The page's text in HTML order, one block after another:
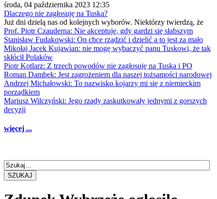
środa, 04 października 2023 12:35
Dlaczego nie zagłosuję na Tuska?
Już dni dzielą nas od kolejnych wyborów. Niektórzy twierdzą, że
Prof. Piotr Czauderna: Nie akceptuję, gdy gardzi się słabszym
Stanisław Fudakowski: On chce rządzić i dzielić a to jest za mało
Mikołaj Jacek Kujawian: nie mogę wybaczyć panu Tuskowi, że tak
skłócił Polaków
Piotr Kotlarz: Z trzech powodów nie zagłosuję na Tuska i PO
Roman Dambek: Jest zagrożeniem dla naszej tożsamości narodowej
Andrzej Michałowski: To nazwisko kojarzy mi się z niemieckim
porządkiem
Mariusz Wilczyński: Jego rządy zaskutkowały jednymi z gorszych
decyzji
więcej ...
SZUKAJ